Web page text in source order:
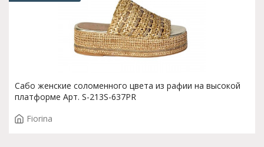
Сабо женские соломенного цвета из рафии на высокой
платформе Арт. S-213S-637PR
Fiorina